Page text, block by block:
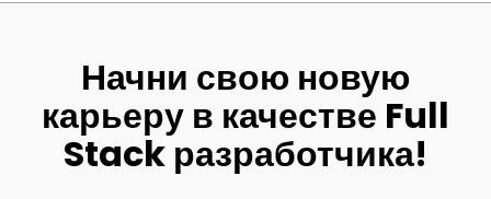
Начни свою новую
карьеру в качестве Full
Stack разработчика!​